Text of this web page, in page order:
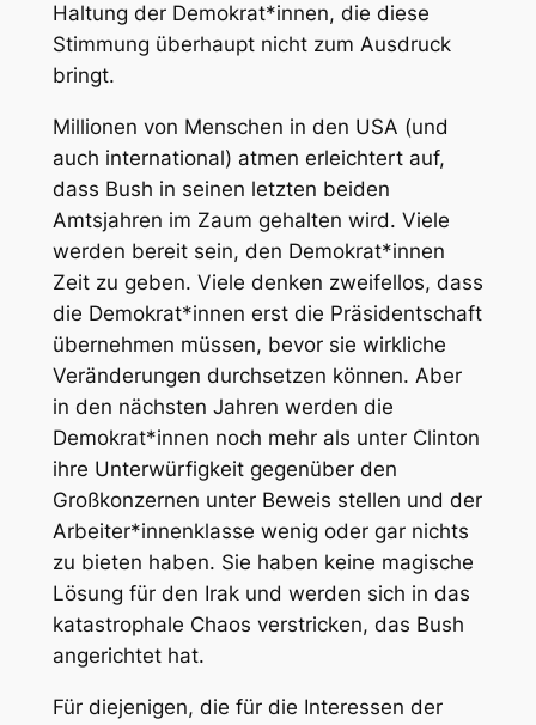
Haltung der Demokrat*innen, die diese
Stimmung überhaupt nicht zum Ausdruck
bringt.
Millionen von Menschen in den USA (und
auch international) atmen erleichtert auf,
dass Bush in seinen letzten beiden
Amtsjahren im Zaum gehalten wird. Viele
werden bereit sein, den Demokrat*innen
Zeit zu geben. Viele denken zweifellos, dass
die Demokrat*innen erst die Präsidentschaft
übernehmen müssen, bevor sie wirkliche
Veränderungen durchsetzen können. Aber
in den nächsten Jahren werden die
Demokrat*innen noch mehr als unter Clinton
ihre Unterwürfigkeit gegenüber den
Großkonzernen unter Beweis stellen und der
Arbeiter*innenklasse wenig oder gar nichts
zu bieten haben. Sie haben keine magische
Lösung für den Irak und werden sich in das
katastrophale Chaos verstricken, das Bush
angerichtet hat.
Für diejenigen, die für die Interessen der